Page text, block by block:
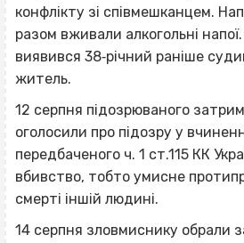
конфлікту зі співмешканцем.
разом вживали алкогольні
виявився 38‐річний раніше
житель.
12 серпня підозрюваного
оголосили про підозру у
передбаченого ч. 1 ст.115 КК
вбивство, тобто умисне
смерті іншій людині.
14 серпня зловмиснику обрали